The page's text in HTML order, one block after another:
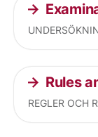
Rules
REGLER OCH